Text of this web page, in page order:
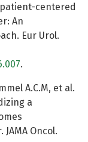
centered
An
Eur Urol.
.
A.C.M, et al.
a
Oncol.